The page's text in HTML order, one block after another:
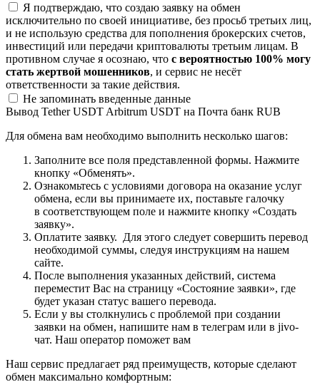
Я подтверждаю, что создаю заявку на обмен
исключительно по своей инициативе, без просьб третьих лиц,
и не использую средства для пополнения брокерских счетов,
инвестиций или передачи криптовалюты третьим лицам. В
противном случае я осознаю, что с вероятностью 100% могу
стать жертвой мошенников, и сервис не несёт
ответственности за такие действия.
Не запоминать введенные данные
Вывод Tether USDT Arbitrum USDT на Почта банк RUB
Для обмена вам необходимо выполнить несколько шагов:
Заполните все поля представленной формы. Нажмите
кнопку «Обменять».
Ознакомьтесь с условиями договора на оказание услуг
обмена, если вы принимаете их, поставьте галочку
в соответствующем поле и нажмите кнопку «Создать
заявку».
Оплатите заявку. Для этого следует совершить перевод
необходимой суммы, следуя инструкциям на нашем
сайте.
После выполнения указанных действий, система
переместит Вас на страницу «Состояние заявки», где
будет указан статус вашего перевода.
Если у вы столкнулись с проблемой при создании
заявки на обмен, напишите нам в телеграм или в jivo-
чат. Наш оператор поможет вам
Наш сервис предлагает ряд преимуществ, которые сделают
обмен максимально комфортным: